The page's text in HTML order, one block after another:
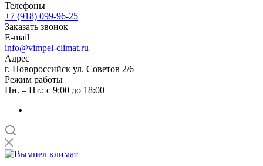
Телефоны
+7 (918) 099-96-25
Заказать звонок
E-mail
info@vimpel-climat.ru
Адрес
г. Новороссийск ул. Советов 2/6
Режим работы
Пн. – Пт.: с 9:00 до 18:00